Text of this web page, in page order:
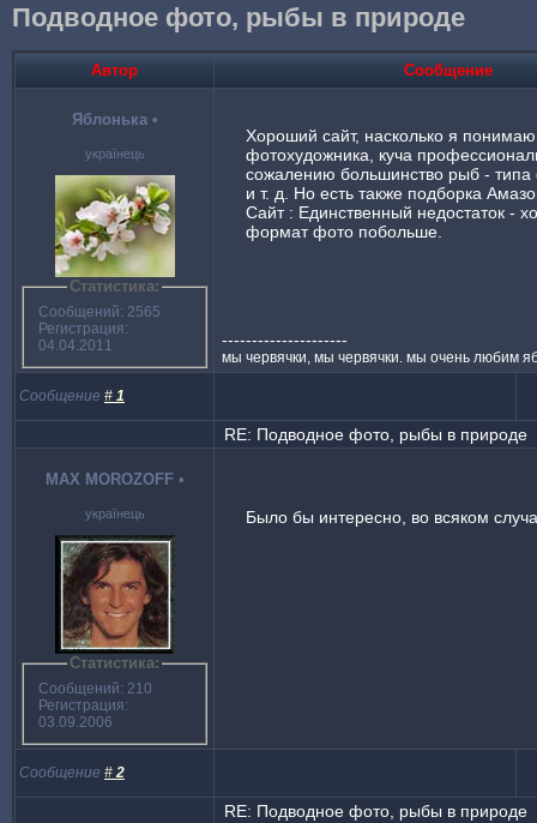
Подводное фото, рыбы в природе
Автор Сообщение
Яблонька •
українець
Статистика:
Сообщений: 2565
Регистрация:
04.04.2011
Хороший сайт, насколько я
фотохудожника, куча
сожалению большинство рыб -
и т. д. Но есть также подборка
Сайт : Единственный недостаток -
формат фото побольше.
---------------------
мы червячки, мы червячки. мы очень любим
Сообщение # 1
RE: Подводное фото, рыбы в природе
MAX MOROZOFF •
українець
Статистика:
Сообщений: 210
Регистрация:
03.09.2006
Было бы интересно, во всяком
Сообщение # 2
RE: Подводное фото, рыбы в природе